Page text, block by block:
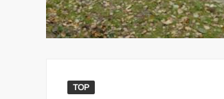
TOP